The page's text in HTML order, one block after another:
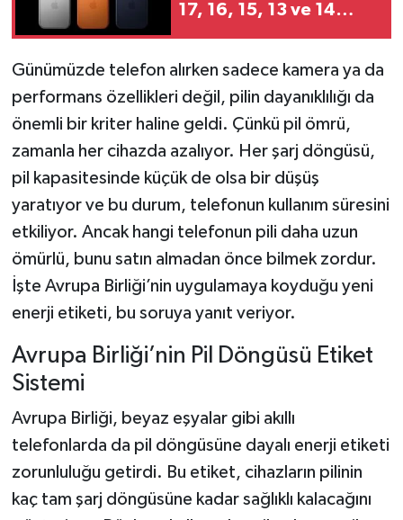
17, 16, 15, 13 ve 14
Günümüzde telefon alırken sadece kamera ya da
performans özellikleri değil, pilin dayanıklılığı da
önemli bir kriter haline geldi. Çünkü pil ömrü,
zamanla her cihazda azalıyor. Her şarj döngüsü,
pil kapasitesinde küçük de olsa bir düşüş
yaratıyor ve bu durum, telefonun kullanım süresini
etkiliyor. Ancak hangi telefonun pili daha uzun
ömürlü, bunu satın almadan önce bilmek zordur.
İşte Avrupa Birliği’nin uygulamaya koyduğu yeni
enerji etiketi, bu soruya yanıt veriyor.
Avrupa Birliği’nin Pil Döngüsü Etiket
Sistemi
Avrupa Birliği, beyaz eşyalar gibi akıllı
telefonlarda da pil döngüsüne dayalı enerji etiketi
zorunluluğu getirdi. Bu etiket, cihazların pilinin
kaç tam şarj döngüsüne kadar sağlıklı kalacağını